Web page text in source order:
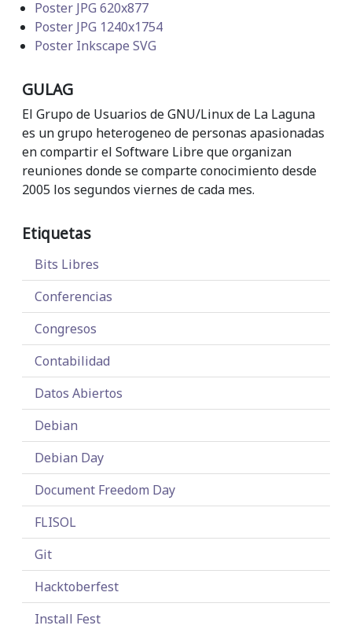
Poster JPG 620x877
Poster JPG 1240x1754
Poster Inkscape SVG
GULAG
El Grupo de Usuarios de GNU/Linux de La Laguna
es un grupo heterogeneo de personas apasionadas
en compartir el Software Libre que organizan
reuniones donde se comparte conocimiento desde
2005 los segundos viernes de cada mes.
Etiquetas
Bits Libres
Conferencias
Congresos
Contabilidad
Datos Abiertos
Debian
Debian Day
Document Freedom Day
FLISOL
Git
Hacktoberfest
Install Fest